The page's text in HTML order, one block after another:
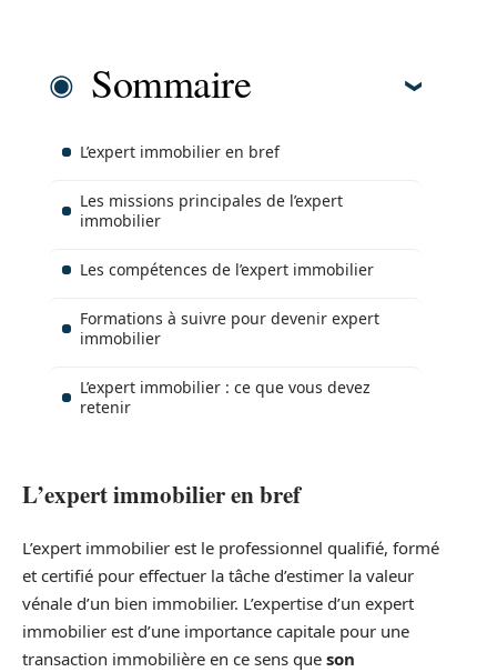
Sommaire
L’expert immobilier en bref
Les missions principales de l’expert
immobilier
Les compétences de l’expert immobilier
Formations à suivre pour devenir expert
immobilier
L’expert immobilier : ce que vous devez
retenir
L’expert immobilier en bref
L’expert immobilier est le professionnel qualifié, formé
et certifié pour effectuer la tâche d’estimer la valeur
vénale d’un bien immobilier. L’expertise d’un expert
immobilier est d’une importance capitale pour une
transaction immobilière en ce sens que son